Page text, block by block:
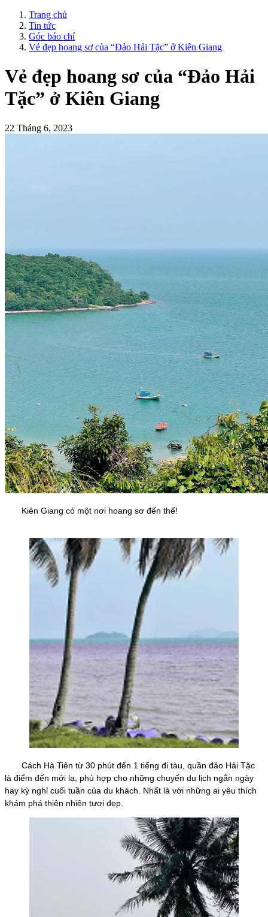
Trang chủ
Tin tức
Góc báo chí
Vẻ đẹp hoang sơ của “Đảo Hải Tặc” ở Kiên Giang
Vẻ đẹp hoang sơ của “Đảo Hải
Tặc” ở Kiên Giang
22 Tháng 6, 2023
Kiên Giang có một nơi hoang sơ đến thế!
Cách Hà Tiên từ 30 phút đến 1 tiếng đi tàu, quần đảo Hải Tặc
là điểm đến mới lạ, phù hợp cho những chuyến du lịch ngắn ngày
hay kỳ nghỉ cuối tuần của du khách. Nhất là với những ai yêu thích
khám phá thiên nhiên tươi đẹp.